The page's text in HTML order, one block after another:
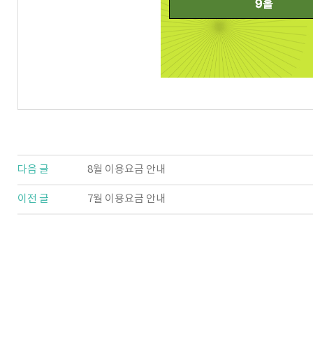
다음 글 8월 이용요금 안내
이전 글 7월 이용요금 안내